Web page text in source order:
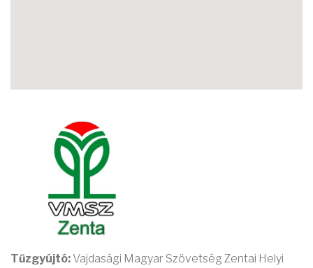
Tűzgyújtó: Vajdasági Magyar Szövetség Zentai Helyi